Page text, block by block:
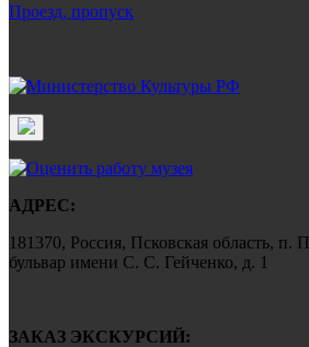
Проезд, пропуск
АДРЕС:
181370, Россия, Псковская область,
бульвар имени С. С. Гейченко, д. 1
ЗАКАЗ ЭКСКУРСИЙ: